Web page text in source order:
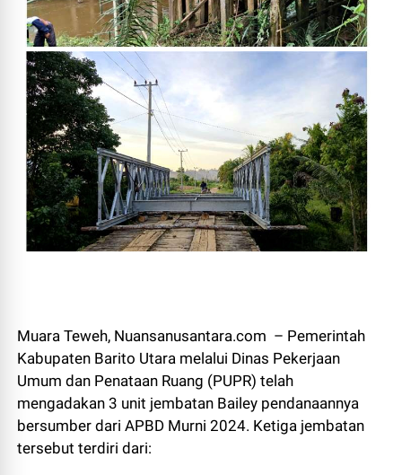
Muara Teweh, Nuansanusantara.com – Pemerintah
Kabupaten Barito Utara melalui Dinas Pekerjaan
Umum dan Penataan Ruang (PUPR) telah
mengadakan 3 unit jembatan Bailey pendanaannya
bersumber dari APBD Murni 2024. Ketiga jembatan
tersebut terdiri dari: